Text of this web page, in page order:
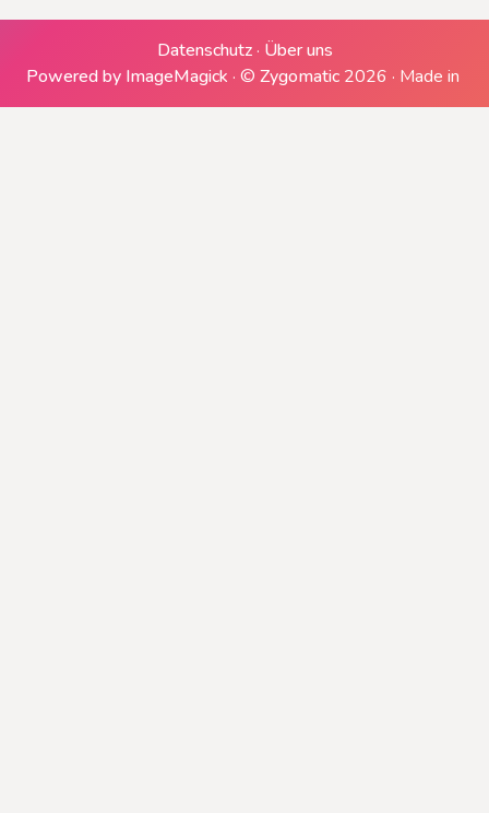
Datenschutz· Über uns
Powered by ImageMagick · © Zygomatic2026 · Made in
Downloads generieren
Erzeugen einer ZIP-Datei
Herunterladen